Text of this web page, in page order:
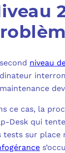
niveau
ce cas, la
Desk qui
tests sur place